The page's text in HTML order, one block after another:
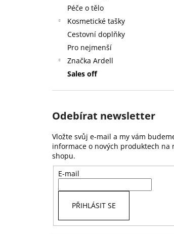
Péče o tělo
Kosmetické tašky
Cestovní doplňky
Pro nejmenší
Značka Ardell
Sales off
Odebírat newsletter
Vložte svůj e-mail a my vám
informace o nových produktech na
shopu.
E-mail
PŘIHLÁSIT SE
HOUBIČKA NA MAKE-UP, KULATÁ